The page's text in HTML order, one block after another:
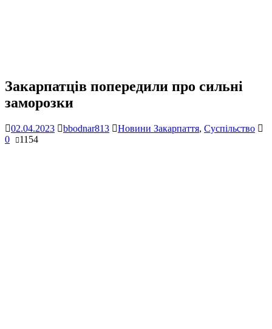
Закарпатців попередили про сильні
заморозки
02.04.2023 bbodnar813 Новини Закарпаття, Суспільство
0
1154